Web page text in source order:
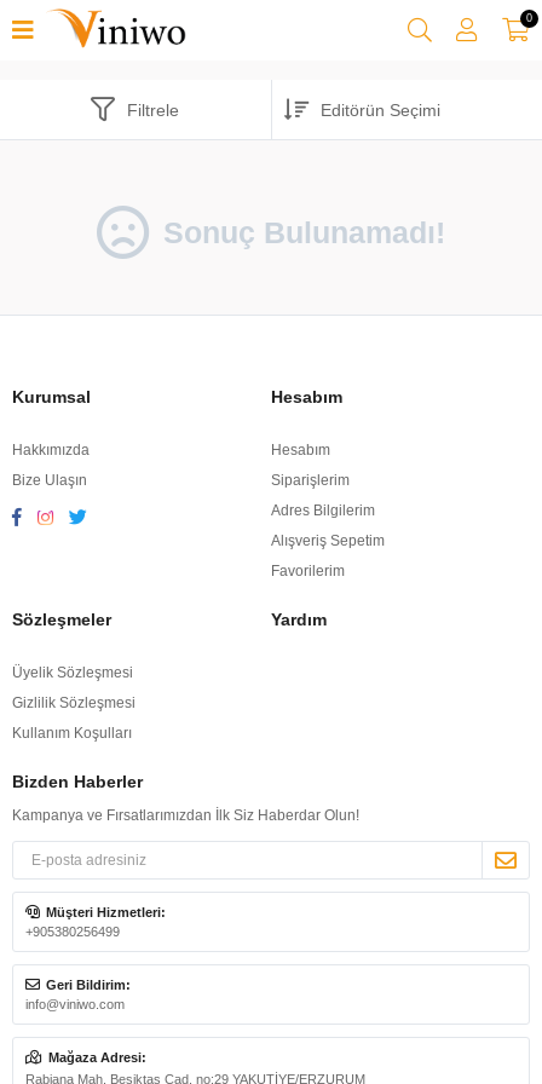
0
Filtrele
Sonuç Bulunamadı!
Kurumsal
Hakkımızda
Bize Ulaşın
Hesabım
Hesabım
Siparişlerim
Adres Bilgilerim
Alışveriş Sepetim
Favorilerim
Sözleşmeler
Üyelik Sözleşmesi
Gizlilik Sözleşmesi
Kullanım Koşulları
Yardım
Bizden Haberler
Kampanya ve Fırsatlarımızdan İlk Siz Haberdar Olun!
Müşteri Hizmetleri:
+905380256499
Geri Bildirim:
info@viniwo.com
Mağaza Adresi:
Rabiana Mah. Beşiktaş Cad. no:29 YAKUTİYE/ERZURUM